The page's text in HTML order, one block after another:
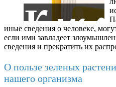
иные сведения о человеке,
если ими завладеет
сведения и прекратить их
О пользе зеленых
нашего организма